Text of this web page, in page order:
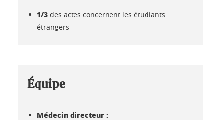
1/3 des actes concernent les étudiants
étrangers
Équipe
Médecin directeur :